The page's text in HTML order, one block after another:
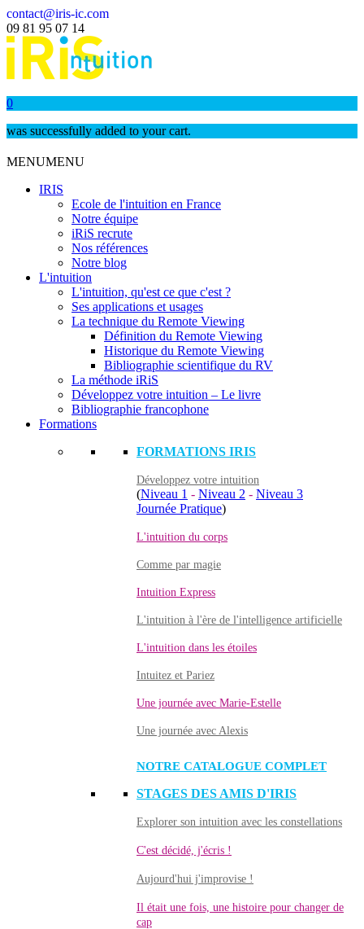
contact@iris-ic.com
09 81 95 07 14
0
was successfully added to your cart.
MENUMENU
IRIS
Ecole de l'intuition en France
Notre équipe
iRiS recrute
Nos références
Notre blog
L'intuition
L'intuition, qu'est ce que c'est ?
Ses applications et usages
La technique du Remote Viewing
Définition du Remote Viewing
Historique du Remote Viewing
Bibliographie scientifique du RV
La méthode iRiS
Développez votre intuition – Le livre
Bibliographie francophone
Formations
FORMATIONS IRIS
Développez votre intuition
(Niveau 1 - Niveau 2 - Niveau 3
Journée Pratique)
L'intuition du corps
Comme par magie
Intuition Express
L'intuition à l'ère de l'intelligence artificielle
L'intuition dans les étoiles
Intuitez et Pariez
Une journée avec Marie-Estelle
Une journée avec Alexis
NOTRE CATALOGUE COMPLET
STAGES DES AMIS D'IRIS
Explorer son intuition avec les constellations
C'est décidé, j'écris !
Aujourd'hui j'improvise !
Il était une fois, une histoire pour changer de
cap